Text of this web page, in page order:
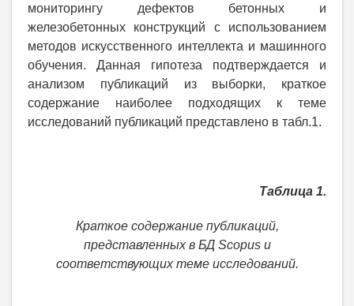
мониторингу дефектов бетонных и
железобетонных конструкций с использованием
методов искусственного интеллекта и машинного
обучения. Данная гипотеза подтверждается и
анализом публикаций из выборки, краткое
содержание наиболее подходящих к теме
исследований публикаций представлено в табл.1.
Таблица 1.
Краткое содержание публикаций,
представленных в БД Scopus и
соответствующих теме исследований.